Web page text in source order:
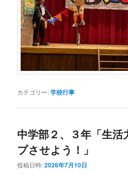
カテゴリー:学校行事
中学部２、３年「生活
プさせよう！」
投稿日時:2026年7月10日